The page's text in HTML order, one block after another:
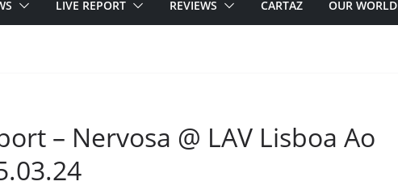
LIVE REPORT REVIEWS CARTAZ OUR WORLD
– Nervosa @ LAV Lisboa Ao